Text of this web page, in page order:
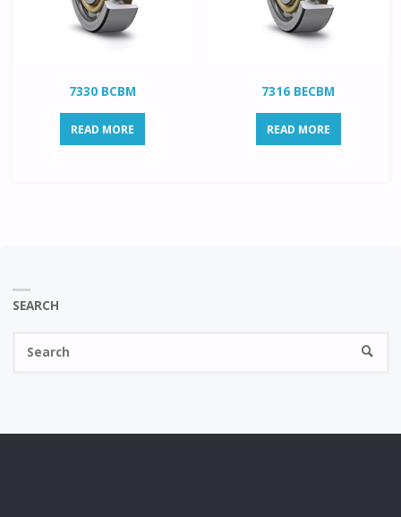
7330 BCBM
READ MORE
7316 BECBM
READ MORE
SEARCH